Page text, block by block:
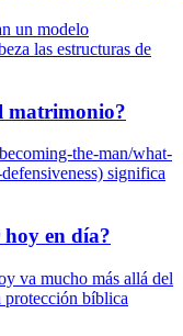
un modelo
las estructuras de
matrimonio?
the-man/what-
significa
en día?
va mucho más allá del
protección bíblica